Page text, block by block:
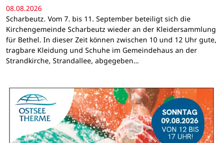
08.08.2026
Scharbeutz. Vom 7. bis 11. September beteiligt sich die
Kirchengemeinde Scharbeutz wieder an der Kleidersammlung
für Bethel. In dieser Zeit können zwischen 10 und 12 Uhr gute,
tragbare Kleidung und Schuhe im Gemeindehaus an der
Strandkirche, Strandallee, abgegeben…